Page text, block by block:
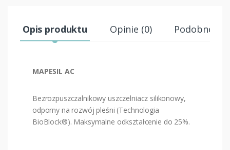
Opis produktu Opinie (0) Podobne
MAPESIL AC
Bezrozpuszczalnikowy uszczelniacz silikonowy,
odporny na rozwój pleśni (Technologia
BioBlock®). Maksymalne odkształcenie do 25%.